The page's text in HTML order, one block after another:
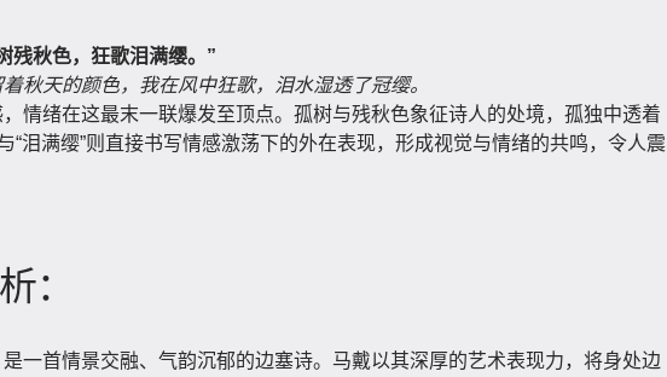
残秋色，狂歌泪满缨。”
秋天的颜色，我在风中狂歌，泪水湿透了冠缨。
情绪在这最末一联爆发至顶点。孤树与残秋色象征诗人的处境，孤独中透着
“泪满缨”则直接书写情感激荡下的外在表现，形成视觉与情绪的共鸣，令人震
：
是一首情景交融、气韵沉郁的边塞诗。马戴以其深厚的艺术表现力，将身处边